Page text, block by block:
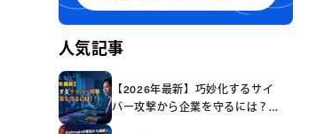
人気記事
【2026年最新】巧妙化するサイ
バー攻撃から企業を守るには？